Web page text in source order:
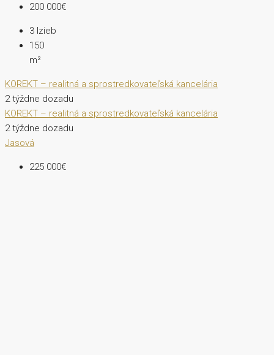
200 000€
3 Izieb
150
m²
KOREKT – realitná a sprostredkovateľská kancelária
2 týždne dozadu
KOREKT – realitná a sprostredkovateľská kancelária
2 týždne dozadu
Jasová
225 000€